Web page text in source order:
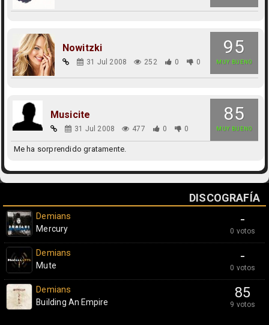
95
MUY BUENO
Nowitzki
31 Jul 2008 252 0 0
85
MUY BUENO
Musicite
31 Jul 2008 477 0 0
Me ha sorprendido gratamente.
DISCOGRAFÍA
-
0 votos
Demians
Mercury
-
0 votos
Demians
Mute
85
9 votos
Demians
Building An Empire